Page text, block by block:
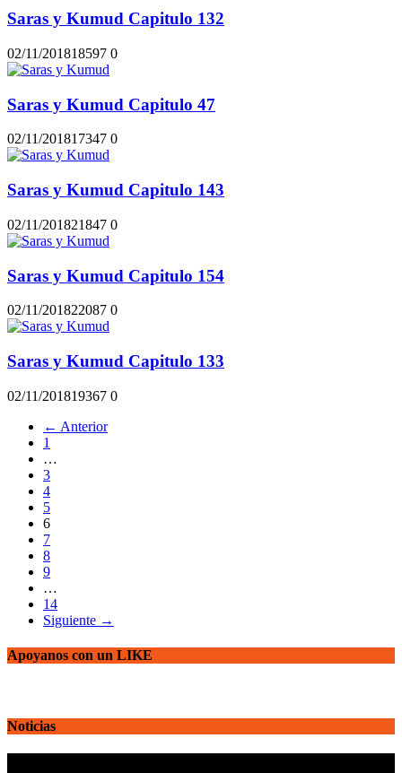
Saras y Kumud Capitulo 132
02/11/201818597 0
Saras y Kumud Capitulo 47
02/11/201817347 0
Saras y Kumud Capitulo 143
02/11/201821847 0
Saras y Kumud Capitulo 154
02/11/201822087 0
Saras y Kumud Capitulo 133
02/11/201819367 0
← Anterior
1
…
3
4
5
6
7
8
9
…
14
Siguiente →
Apoyanos con un LIKE
Noticias